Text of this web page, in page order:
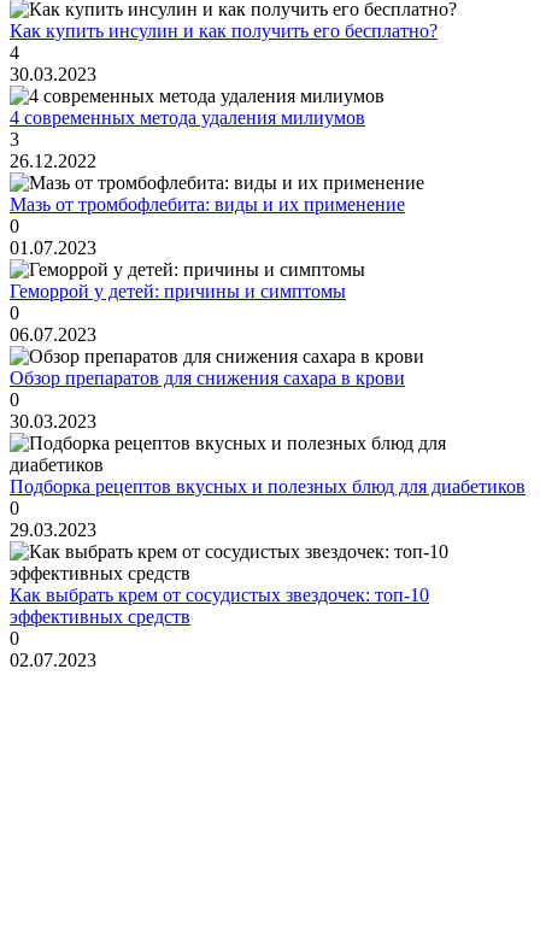
Как купить инсулин и как получить его бесплатно?
4
30.03.2023
4 современных метода удаления милиумов
3
26.12.2022
Мазь от тромбофлебита: виды и их применение
0
01.07.2023
Геморрой у детей: причины и симптомы
0
06.07.2023
Обзор препаратов для снижения сахара в крови
0
30.03.2023
Подборка рецептов вкусных и полезных блюд для диабетиков
0
29.03.2023
Как выбрать крем от сосудистых звездочек: топ-10
эффективных средств
0
02.07.2023